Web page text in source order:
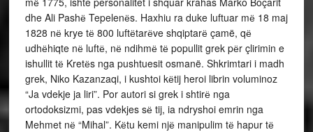
dhe Ali Pashё Tepelenёs. Haxhiu ra duke luftuar mё 18 maj
1828 nё krye tё 800 luftёtarёve shqiptarё çamë, qё
udhёhiqte nё luftё, nё ndihmё tё popullit grek pёr çlirimin e
ishullit tё Kretёs nga pushtuesit osmanë. Shkrimtari i madh
grek, Niko Kazanzaqi, i kushtoi kёtij heroi librin voluminoz
“Ja vdekje ja liri”. Por autori si grek i shtirё nga
ortodoksizmi, pas vdekjes sё tij, ia ndryshoi emrin nga
Mehmet nё “Mihal”. Kёtu kemi njё manipulim tё hapur tё